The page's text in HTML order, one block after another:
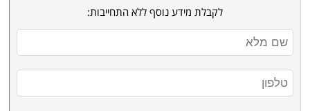
לקבלת מידע נוסף ללא התחייבות: